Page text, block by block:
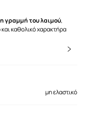
γραμμή του λαιμού,
καθολικό χαρακτήρα
μη ελαστικό